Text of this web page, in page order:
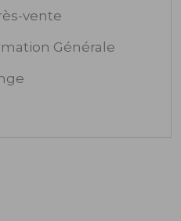
vente
Générale